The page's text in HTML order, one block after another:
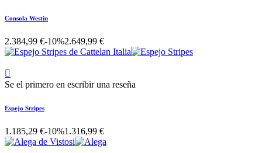
Consola Westin
2.384,99 €-10%2.649,99 €

Se el primero en escribir una reseña
Espejo Stripes
1.185,29 €-10%1.316,99 €